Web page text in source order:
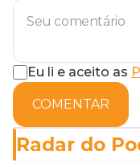
Eu li e aceito as
COMENTAR
Radar do